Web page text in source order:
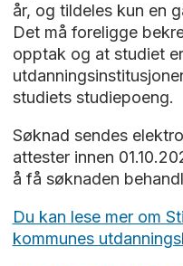
år, og tildeles kun en
Det må foreligge
opptak og at studiet
studiets studiepoeng.
Søknad sendes
attester innen
å få søknaden
Du kan lese mer om
kommunes